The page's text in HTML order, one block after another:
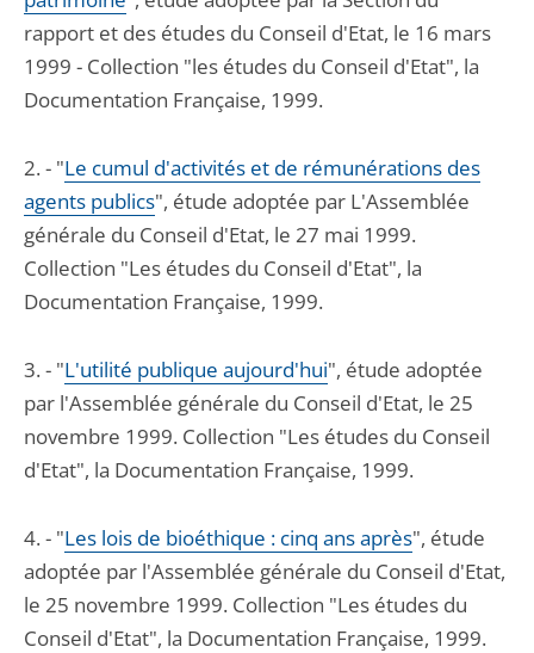
rapport et des études du Conseil d'Etat, le 16 mars
1999 - Collection "les études du Conseil d'Etat", la
Documentation Française, 1999.
2. - "Le cumul d'activités et de rémunérations des
agents publics", étude adoptée par L'Assemblée
générale du Conseil d'Etat, le 27 mai 1999.
Collection "Les études du Conseil d'Etat", la
Documentation Française, 1999.
3. - "L'utilité publique aujourd'hui", étude adoptée
par l'Assemblée générale du Conseil d'Etat, le 25
novembre 1999. Collection "Les études du Conseil
d'Etat", la Documentation Française, 1999.
4. - "Les lois de bioéthique : cinq ans après", étude
adoptée par l'Assemblée générale du Conseil d'Etat,
le 25 novembre 1999. Collection "Les études du
Conseil d'Etat", la Documentation Française, 1999.